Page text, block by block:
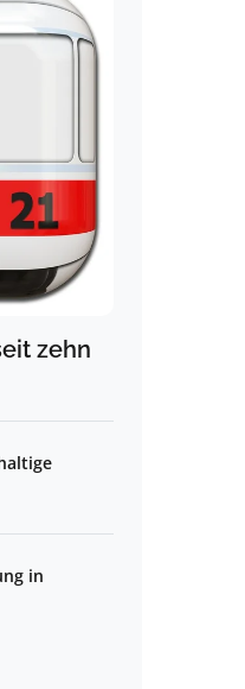
zehn
in